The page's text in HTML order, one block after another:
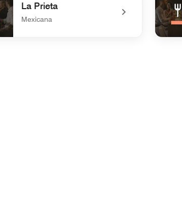
La Prieta
Mexicana